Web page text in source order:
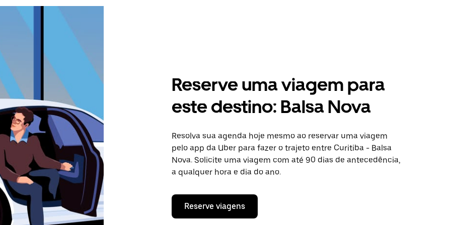
Reserve uma viagem para
este destino: Balsa Nova
Resolva sua agenda hoje mesmo ao reservar uma viagem
pelo app da Uber para fazer o trajeto entre Curitiba - Balsa
Nova. Solicite uma viagem com até 90 dias de antecedência,
a qualquer hora e dia do ano.
Reserve viagens